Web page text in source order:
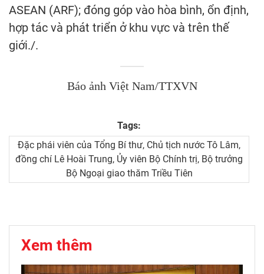
ASEAN (ARF); đóng góp vào hòa bình, ổn định,
hợp tác và phát triển ở khu vực và trên thế
giới./.
Báo ảnh Việt Nam/TTXVN
Tags:
Đặc phái viên của Tổng Bí thư, Chủ tịch nước Tô Lâm,
đồng chí Lê Hoài Trung, Ủy viên Bộ Chính trị, Bộ trưởng
Bộ Ngoại giao thăm Triều Tiên
Xem thêm